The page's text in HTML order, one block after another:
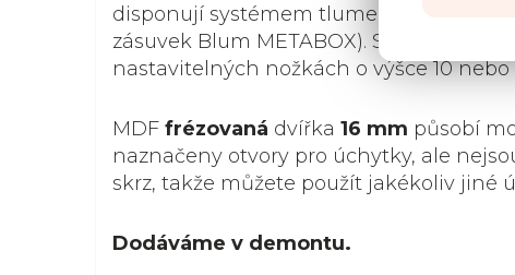
disponují systémem tlumeného dovírání
zásuvek Blum METABOX). Skříňky stojí na
nastavitelných nožkách o výšce 10 nebo
MDF frézovaná dvířka 16 mm působí
naznačeny otvory pro úchytky, ale
skrz, takže můžete použít jakékoliv jiné
Dodáváme v demontu.